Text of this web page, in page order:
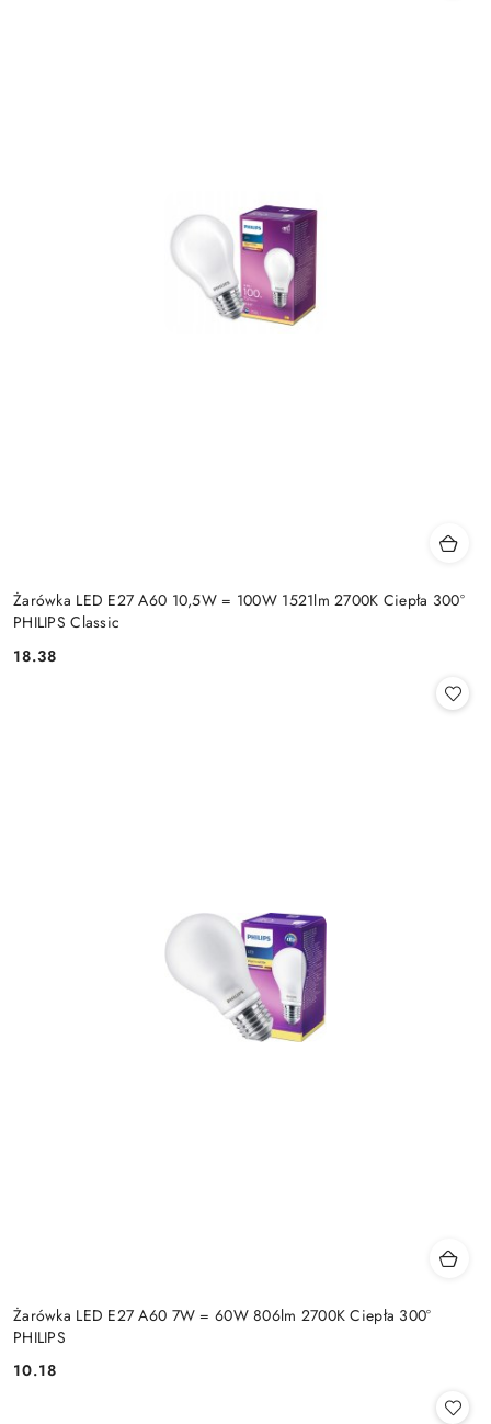
Żarówka LED E27 A60 10,5W = 100W 1521lm 2700K Ciepła 300°
PHILIPS Classic
Cena:
18.38
Żarówka LED E27 A60 7W = 60W 806lm 2700K Ciepła 300°
PHILIPS
Cena:
10.18